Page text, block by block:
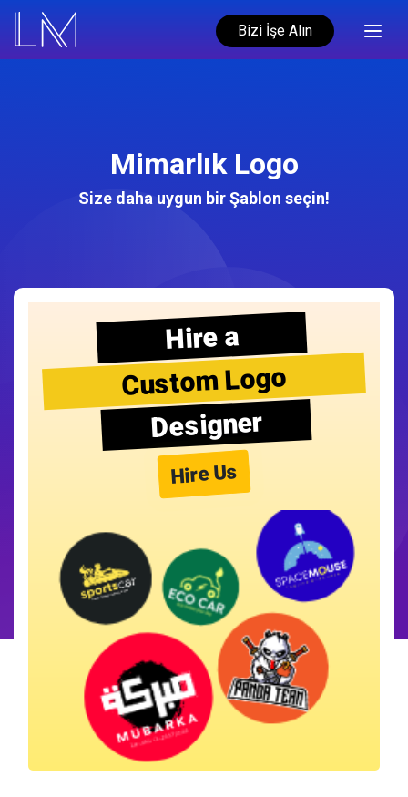
Bizi İşe Alın
Mimarlık Logo
Size daha uygun bir Şablon seçin!
Hire a
Custom Logo
Designer
Hire Us